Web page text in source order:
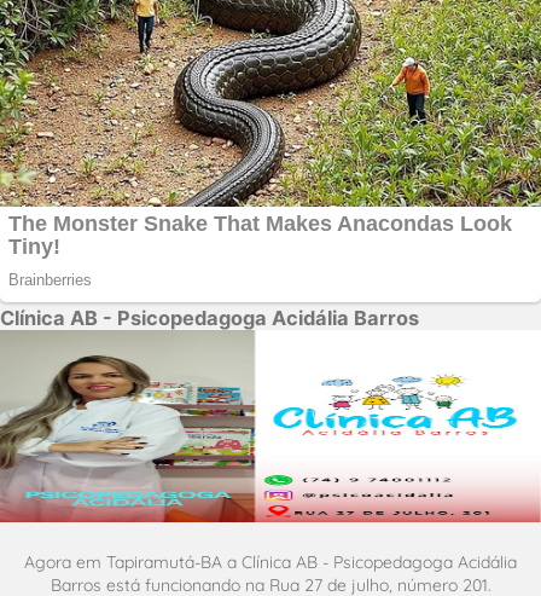
Clínica AB - Psicopedagoga Acidália Barros
Agora em Tapiramutá-BA a Clínica AB - Psicopedagoga Acidália
Barros está funcionando na Rua 27 de julho, número 201.